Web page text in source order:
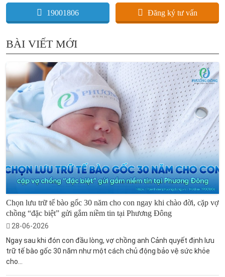
19001806 Đăng ký tư vấn
BÀI VIẾT MỚI
Chọn lưu trữ tế bào gốc 30 năm cho con ngay khi chào đời, cặp vợ
chồng “đặc biệt” gửi gắm niềm tin tại Phương Đông
28-06-2026
Ngay sau khi đón con đầu lòng, vợ chồng anh Cảnh quyết định lưu
trữ tế bào gốc 30 năm như một cách chủ động bảo vệ sức khỏe
cho...